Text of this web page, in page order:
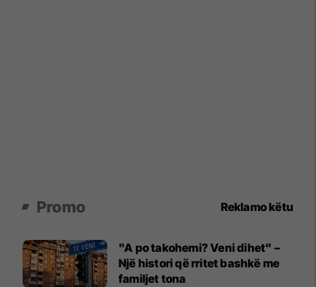
Promo Reklamo këtu
"A po takohemi? Veni dihet" –
Një histori që rritet bashkë me
familjet tona